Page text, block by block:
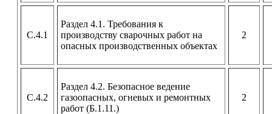
С.4.1
Раздел 4.1. Требования к
производству сварочных работ на
опасных производственных объектах
2
С.4.2
Раздел 4.2. Безопасное ведение
газоопасных, огневых и ремонтных
работ (Б.1.11.)
2